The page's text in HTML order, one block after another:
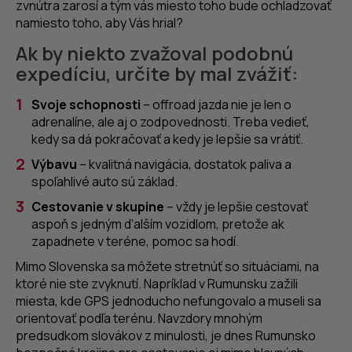
zvnútra zarosí a tým vás miesto toho bude ochladzovať
namiesto toho, aby Vás hrial?
Ak by niekto zvažoval podobnú
expedíciu, určite by mal zvážiť:
Svoje schopnosti – offroad jazda nie je len o
adrenalíne, ale aj o zodpovednosti. Treba vedieť,
kedy sa dá pokračovať a kedy je lepšie sa vrátiť.
Výbavu – kvalitná navigácia, dostatok paliva a
spoľahlivé auto sú základ.
Cestovanie v skupine – vždy je lepšie cestovať
aspoň s jedným ďalším vozidlom, pretože ak
zapadnete v teréne, pomoc sa hodí.
Mimo Slovenska sa môžete stretnúť so situáciami, na
ktoré nie ste zvyknutí. Napríklad v Rumunsku zažili
miesta, kde GPS jednoducho nefungovalo a museli sa
orientovať podľa terénu. Navzdory mnohým
predsudkom slovákov z minulosti, je dnes Rumunsko